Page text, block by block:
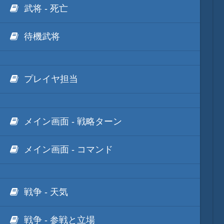
武将 - 死亡
待機武将
プレイヤ担当
メイン画面 - 戦略ターン
メイン画面 - コマンド
戦争 - 天気
戦争 - 参戦と立場